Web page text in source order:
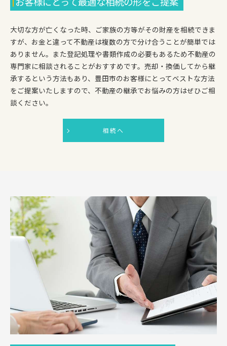
大切な方が亡くなった時、ご家族の方等がその財産を相続できま
すが、お金と違って不動産は複数の方で分け合うことが簡単では
ありません。また登記処理や書類作成の必要もあるため不動産の
専門家に相談されることがおすすめです。売却・換価してから継
承するという方法もあり、豊田市のお客様にとってベストな方法
をご提案いたしますので、不動産の継承でお悩みの方はぜひご相
談ください。
相続へ